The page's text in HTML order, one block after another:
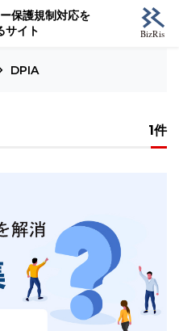
保護規制対応を
サイト
DPIA
1件